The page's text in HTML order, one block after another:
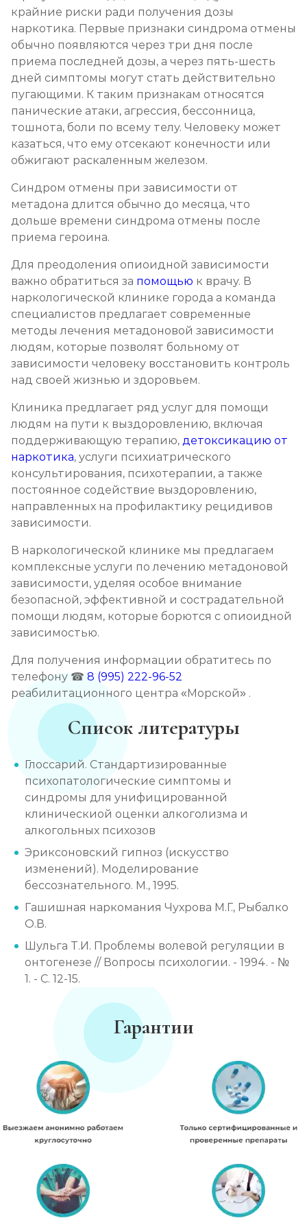
крайние риски ради получения дозы
наркотика. Первые признаки синдрома отмены
обычно появляются через три дня после
приема последней дозы, а через пять-шесть
дней симптомы могут стать действительно
пугающими. К таким признакам относятся
панические атаки, агрессия, бессонница,
тошнота, боли по всему телу. Человеку может
казаться, что ему отсекают конечности или
обжигают раскаленным железом.
Синдром отмены при зависимости от
метадона длится обычно до месяца, что
дольше времени синдрома отмены после
приема героина.
Для преодоления опиоидной зависимости
важно обратиться за помощью к врачу. В
наркологической клинике города а команда
специалистов предлагает современные
методы лечения метадоновой зависимости
людям, которые позволят больному от
зависимости человеку восстановить контроль
над своей жизнью и здоровьем.
Клиника предлагает ряд услуг для помощи
людям на пути к выздоровлению, включая
поддерживающую терапию, детоксикацию от
наркотика, услуги психиатрического
консультирования, психотерапии, а также
постоянное содействие выздоровлению,
направленных на профилактику рецидивов
зависимости.
В наркологической клинике мы предлагаем
комплексные услуги по лечению метадоновой
зависимости, уделяя особое внимание
безопасной, эффективной и сострадательной
помощи людям, которые борются с опиоидной
зависимостью.
Для получения информации обратитесь по
телефону ☎ 8 (995) 222-96-52
реабилитационного центра «Морской» .
Список литературы
Глоссарий. Стандартизированные
психопатологические симптомы и
синдромы для унифицированной
клиническиой оценки алкоголизма и
алкогольных психозов
Эриксоновский гипноз (искусство
изменений). Моделирование
бессознательного. М., 1995.
Гашишная наркомания Чухрова М.Г., Рыбалко
О.В.
Шульга Т.И. Проблемы волевой регуляции в
онтогенезе // Вопросы психологии. - 1994. - №
1. - С. 12-15.
Гарантии